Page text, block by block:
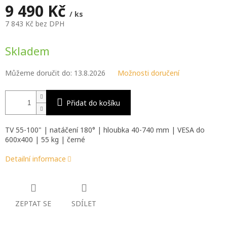
9 490 Kč / ks
7 843 Kč bez DPH
cena:
Skladem
Můžeme doručit do: 13.8.2026 Možnosti doručení
Přidat do košíku
TV 55-100" | natáčení 180° | hloubka 40-740 mm | VESA do
600x400 | 55 kg | černé
Detailní informace
ZEPTAT SE SDÍLET